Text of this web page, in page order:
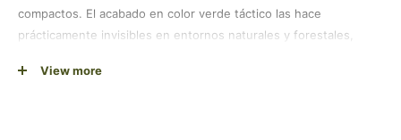
compactos. El acabado en color verde táctico las hace
prácticamente invisibles en entornos naturales y forestales,
outdoor.
View more